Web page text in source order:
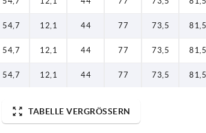
54,7 12,1 44 77 73,5 81,5
54,7 12,1 44 77 73,5 81,5
54,7 12,1 44 77 73,5 81,5
TABELLE VERGRÖSSERN